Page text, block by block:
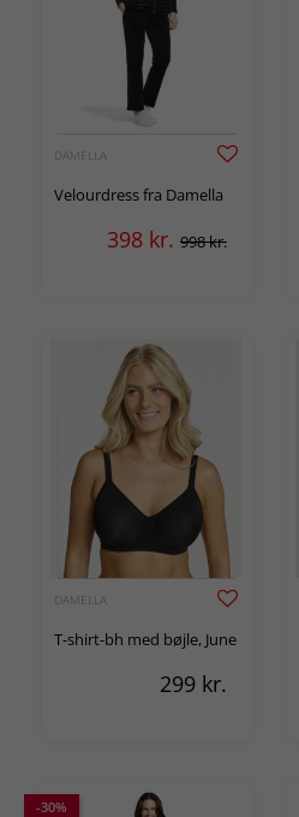
DAMELLA
Velourdress fra Damella
398 kr. 998 kr.
DAMELLA
T-shirt-bh med bøjle, June
299 kr.
-30%